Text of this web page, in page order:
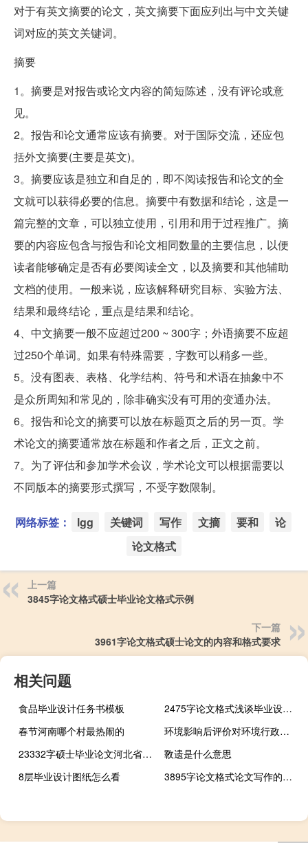
对于有英文摘要的论文，英文摘要下面应列出与中文关键
词对应的英文关键词。
摘要
1。摘要是对报告或论文内容的简短陈述，没有评论或意
见。
2。报告和论文通常应该有摘要。对于国际交流，还应包
括外文摘要(主要是英文)。
3。摘要应该是独立和自足的，即不阅读报告和论文的全
文就可以获得必要的信息。摘要中有数据和结论，这是一
篇完整的文章，可以独立使用，引用和用于过程推广。摘
要的内容应包含与报告和论文相同数量的主要信息，以便
读者能够确定是否有必要阅读全文，以及摘要和其他辅助
文档的使用。一般来说，应该解释研究目标、实验方法、
结果和最终结论，重点是结果和结论。
4、中文摘要一般不应超过200 ~ 300字；外语摘要不应超
过250个单词。如果有特殊需要，字数可以稍多一些。
5。没有图表、表格、化学结构、符号和术语在抽象中不
是众所周知和常见的，除非确实没有可用的变通办法。
6。报告和论文的摘要可以放在标题页之后的另一页。学
术论文的摘要通常放在标题和作者之后，正文之前。
7。为了评估和参加学术会议，学术论文可以根据需要以
不同版本的摘要形式撰写，不受字数限制。
网络标签： lgg 关键词 写作 文摘 要和
论
论文格式
上一篇
3845字论文格式硕士毕业论文格式示例
下一篇
3961字论文格式硕士论文的内容和格式要求
相关问题
食品毕业设计任务书模板
2475字论文格式浅谈毕业设计论文的格式
春节河南哪个村最热闹的
环境影响后评价对环境行政管理的影响及对策,环境影响后评估需要进行多长时间
23332字硕士毕业论文河北省高技术产业科技人才流动影响因素研究
斁遗是什么意思
8层毕业设计图纸怎么看
3895字论文格式论文写作的基本规范